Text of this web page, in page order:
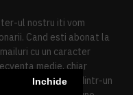
Inchide
ul nostru iti vom
Cand esti abonat la
cu un caracter
medie, chiar
poti urma linkul dintr-un